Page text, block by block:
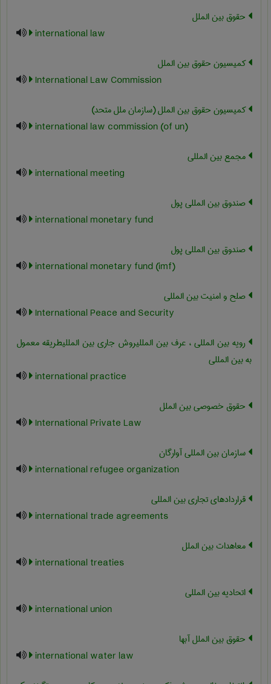
حقوق بین الملل
international law
کمیسیون حقوق بین الملل
International Law Commission
کمیسیون حقوق بین الملل (سازمان ملل متحد)
international law commission (of un)
مجمع بین المللی
international meeting
صندوق بین المللی پول
international monetary fund
صندوق بین المللی پول
international monetary fund (imf)
صلح و امنیت بین المللی
International Peace and Security
رویه بین المللی ، عرف بین المللیروش جاری بین المللیطریقه معمول
به بین المللی
international practice
حقوق خصوصی بین الملل
International Private Law
سازمان بین المللی آوارگان
international refugee organization
قراردادهای تجاری بین المللی
international trade agreements
معاهدات بین الملل
international treaties
اتحادیه بین المللی
international union
حقوق بین الملل آبها
international water law